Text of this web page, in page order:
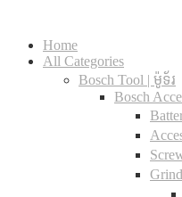
Home
All Categories
Bosch Tool | ម៉ូទ័រ
Bosch